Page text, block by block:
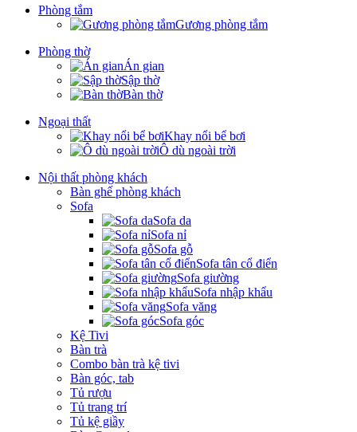
Phòng tắm
Gương phòng tắm
Phòng thờ
Án gian
Sập thờ
Bàn thờ
Ngoại thất
Khay nổi bể bơi
Ô dù ngoài trời
Nội thất phòng khách
Bàn ghế phòng khách
Sofa
Sofa da
Sofa nỉ
Sofa gỗ
Sofa tân cổ điển
Sofa giường
Sofa nhập khẩu
Sofa văng
Sofa góc
Kệ Tivi
Bàn trà
Combo bàn trà kệ tivi
Bàn góc, tab
Tủ rượu
Tủ trang trí
Tủ kệ giầy